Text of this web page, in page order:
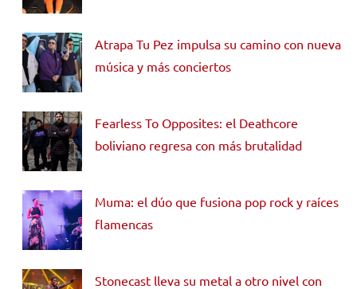
Atrapa Tu Pez impulsa su camino con nueva
música y más conciertos
Fearless To Opposites: el Deathcore
boliviano regresa con más brutalidad
Muma: el dúo que fusiona pop rock y raíces
flamencas
Stonecast lleva su metal a otro nivel con